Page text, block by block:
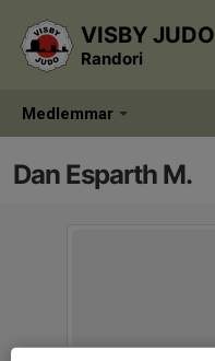
Medlemmar
VISBY JUDO
Randori
Dan Esparth M.